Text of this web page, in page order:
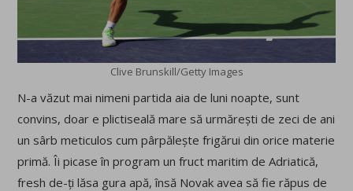
Clive Brunskill/Getty Images
N-a văzut mai nimeni partida aia de luni noapte, sunt
convins, doar e plictiseală mare să urmărești de zeci de ani
un sârb meticulos cum pârpălește frigărui din orice materie
primă. Îi picase în program un fruct maritim de Adriatică,
fresh de-ți lăsa gura apă, însă Novak avea să fie răpus de